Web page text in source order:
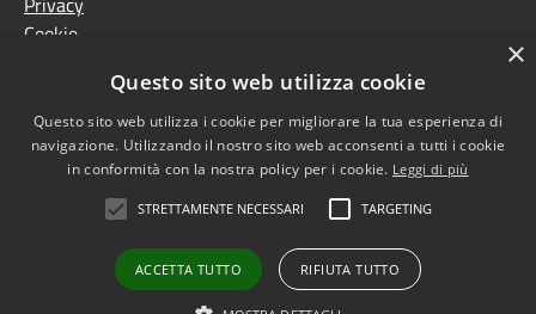
Cookie
Note Legali
Agenzia per l'Italia
digitale
accessibilità
Dichiarazione di
accessibilità PagoPa
Obiettivi di accessibilità
×
Questo sito web utilizza cookie
Questo sito web utilizza i cookie per migliorare la tua esperienza di
navigazione. Utilizzando il nostro sito web acconsenti a tutti i cookie
in conformità con la nostra policy per i cookie. Leggi di più
STRETTAMENTE NECESSARI TARGETING
ACCETTA TUTTO RIFIUTA TUTTO